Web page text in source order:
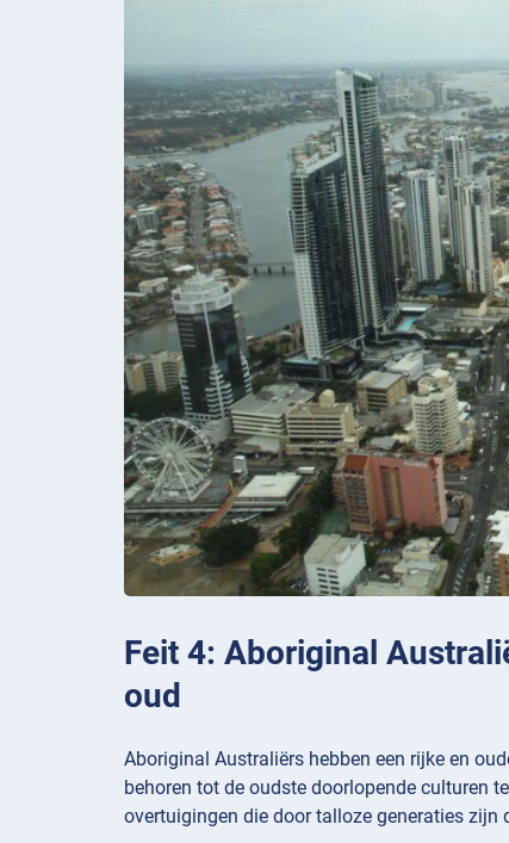
Feit 4: Aboriginal
oud
Aboriginal Australiërs hebben een rijke en
behoren tot de oudste doorlopende culturen
overtuigingen die door talloze generaties zijn